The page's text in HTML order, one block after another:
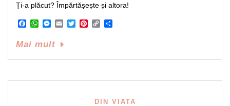
Ți-a plăcut? Împărtășește și altora!
Facebook
WhatsApp
Messenger
EmailTwitterPinterest
Copy
Mai mult
DIN VIATA